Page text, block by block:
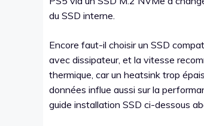
du SSD interne.
Encore faut-il choisir un SSD
avec dissipateur, et la vitesse
thermique, car un heatsink trop
données influe aussi sur la
guide installation SSD ci-dessous